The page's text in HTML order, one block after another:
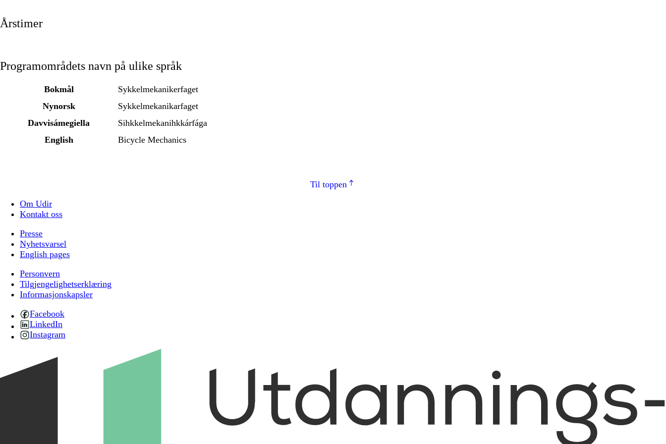
Årstimer
Programområdets navn på ulike språk
Bokmål
Sykkelmekanikerfaget
Nynorsk
Sykkelmekanikarfaget
Davvisámegiella
Sihkkelmekanihkkárfága
English
Bicycle Mechanics
Til toppen
Om Udir
Kontakt oss
Presse
Nyhetsvarsel
English pages
Personvern
Tilgjengelighetserklæring
Informasjonskapsler
Facebook
LinkedIn
Instagram